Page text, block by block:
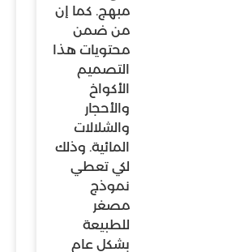
مبهج. كما إن
من ضمن
محتويات هذا
التصميم
الأكواخ
والأحجار
والشلالات
المائية. وذلك
لكي تعطي
نموذج
مصغر
للطبيعة
بشكل عام